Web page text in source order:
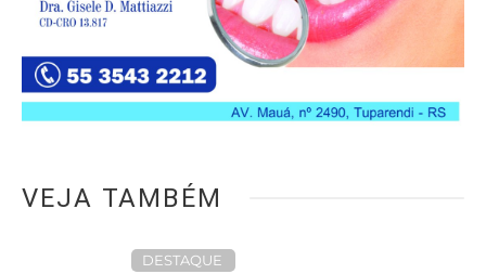
VEJA TAMBÉM
DESTAQUE